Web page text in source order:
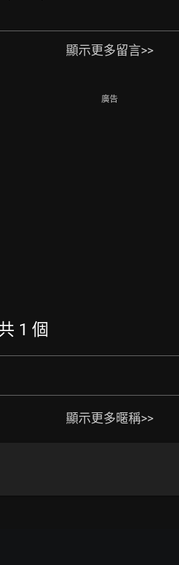
顯示更多留言>>
廣告
1 個
顯示更多暱稱>>